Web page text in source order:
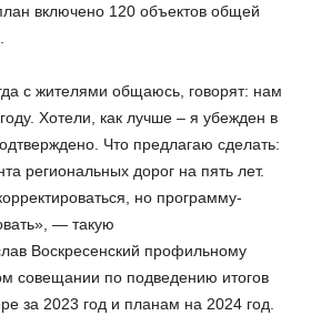
включено 120 объектов общей
с жителями общаюсь, говорят: нам
Хотели, как лучше – я убежден в
Что предлагаю сделать:
региональных дорог на пять лет.
но программу-
— такую
Воскресенский профильному
совещании по подведению итогов
за 2023 год и планам на 2024 год.